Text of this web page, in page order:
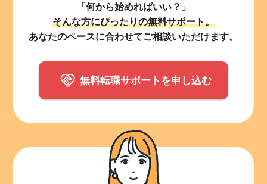
「何から始めればいい？」
そんな方にぴったりの無料サポート。
あなたのペースに合わせてご相談いただけます。
無料転職サポートを申し込む